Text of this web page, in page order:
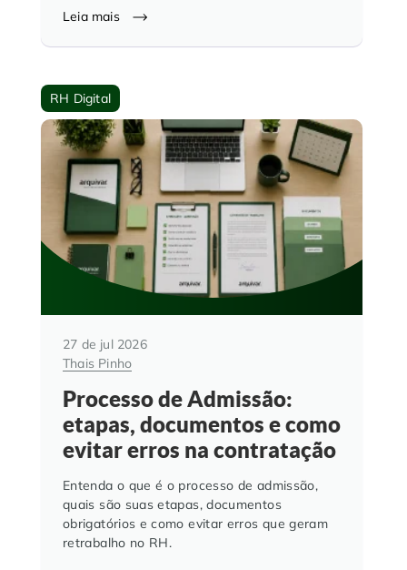
Leia mais
RH Digital
27 de jul 2026
Thais Pinho
Processo de Admissão:
etapas, documentos e como
evitar erros na contratação
Entenda o que é o processo de admissão,
quais são suas etapas, documentos
obrigatórios e como evitar erros que geram
retrabalho no RH.